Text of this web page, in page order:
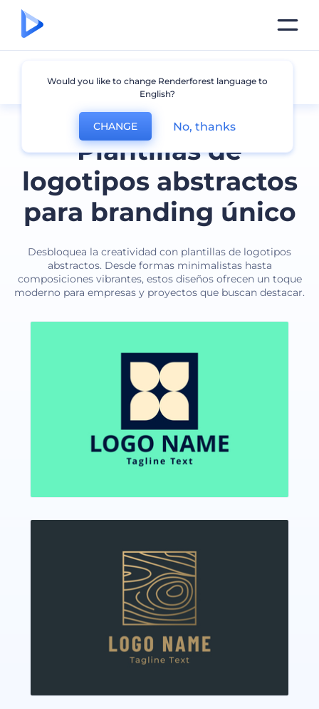
Plantillas de
logotipos abstractos
para branding único
Desbloquea la creatividad con plantillas de logotipos
abstractos. Desde formas minimalistas hasta
composiciones vibrantes, estos diseños ofrecen un toque
moderno para empresas y proyectos que buscan destacar.
Abstracto
Would you like to change Renderforest language to
English?
CHANGE No, thanks